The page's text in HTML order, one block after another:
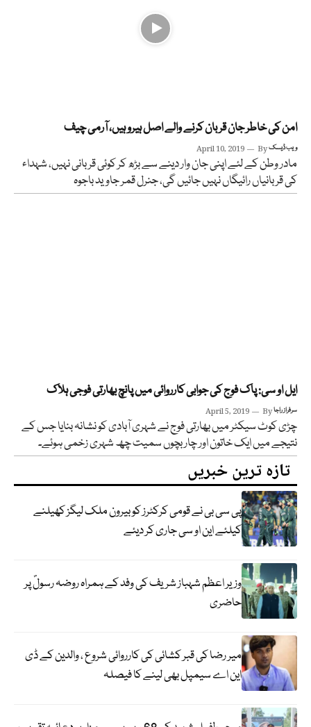
امن کی خاطر جان قربان کرنے والے اصل ہیرو ہیں، آرمی چیف
April 10, 2019 Byویب ڈیسک
مادر وطن کے لئے اپنی جان وار دینے سے بڑھ کر کوئی قربانی نہیں، شہداء
کی قربانیاں رائیگاں نہیں جائیں گی، جنرل قمر جاوید باجوہ
ایل او سی: پاک فوج کی جوابی کارروائی میں پانچ بھارتی فوجی ہلاک
April 5, 2019 Byسرفراز راجا
چڑی کوٹ سیکٹر میں بھارتی فوج نے شہری آبادی کو نشانہ بنایا جس کے
نتیجے میں ایک خاتون اور چار بچوں سمیت چھ شہری زخمی ہوئے۔
تازہ ترین خبریں
پی سی بی نے قومی کرکٹرز کو بیرون ملک لیگز کھیلنے
کیلئے این او سی جاری کر دیئے
وزیر اعظم شہباز شریف کی وفد کے ہمراہ روضہ رسولؐ پر
حاضری
میر رضا کی قبر کشائی کی کارروائی شروع ، والدین کے ڈی
این اے سیمپل بھی لینے کا فیصلہ